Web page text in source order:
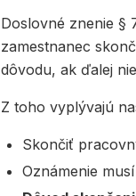
Doslovné znenie §
zamestnanec
dôvodu, ak ďalej
Z toho vyplývajú
Skončiť
Oznámenie